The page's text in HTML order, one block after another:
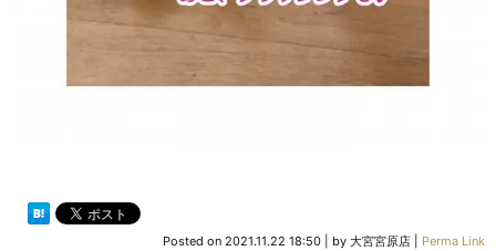
Posted on 2021.11.22 18:50 by 大宮宮原店 Perma Link